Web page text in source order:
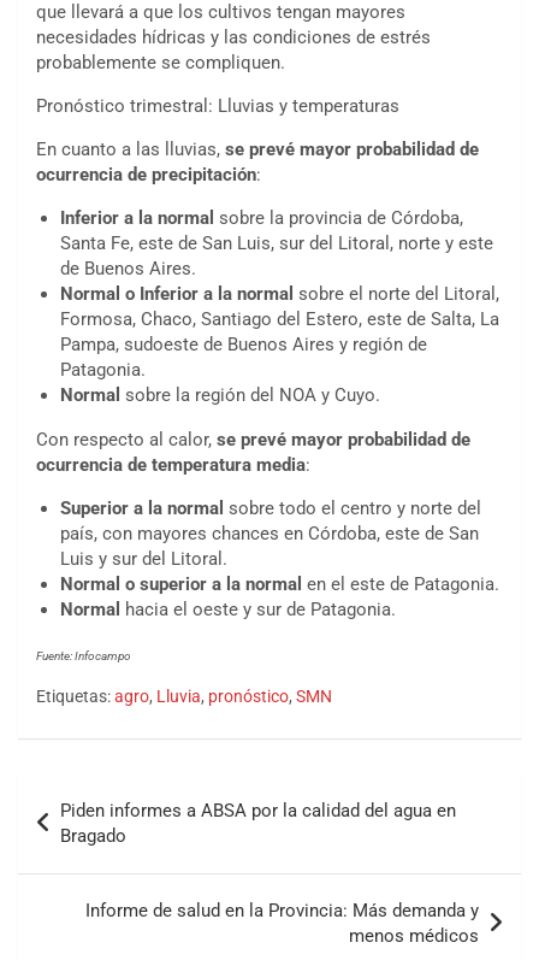
que llevará a que los cultivos tengan mayores
necesidades hídricas y las condiciones de estrés
probablemente se compliquen.
Pronóstico trimestral: Lluvias y temperaturas
En cuanto a las lluvias, se prevé mayor probabilidad de
ocurrencia de precipitación:
Inferior a la normal sobre la provincia de Córdoba,
Santa Fe, este de San Luis, sur del Litoral, norte y este
de Buenos Aires.
Normal o Inferior a la normal sobre el norte del Litoral,
Formosa, Chaco, Santiago del Estero, este de Salta, La
Pampa, sudoeste de Buenos Aires y región de
Patagonia.
Normal sobre la región del NOA y Cuyo.
Con respecto al calor, se prevé mayor probabilidad de
ocurrencia de temperatura media:
Superior a la normal sobre todo el centro y norte del
país, con mayores chances en Córdoba, este de San
Luis y sur del Litoral.
Normal o superior a la normal en el este de Patagonia.
Normal hacia el oeste y sur de Patagonia.
Fuente: Infocampo
Etiquetas:agro, Lluvia, pronóstico, SMN
Piden informes a ABSA por la calidad del agua en
Bragado
Informe de salud en la Provincia: Más demanda y
menos médicos